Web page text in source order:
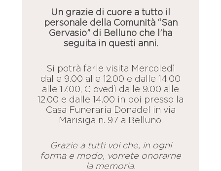
Un grazie di cuore a tutto il
personale della Comunità “San
Gervasio” di Belluno che l’ha
seguita in questi anni.
Si potrà farle visita Mercoledì
dalle 9.00 alle 12.00 e dalle 14.00
alle 17.00, Giovedì dalle 9.00 alle
12.00 e dalle 14.00 in poi presso la
Casa Funeraria Donadel in via
Marisiga n. 97 a Belluno.
Grazie a tutti voi che, in ogni
forma e modo, vorrete onorarne
la memoria.